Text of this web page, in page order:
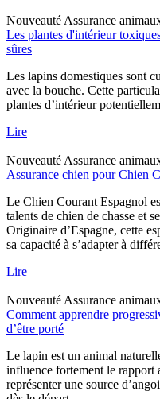
Nouveauté Assurance
Les plantes d'intérieur
sûres
Les lapins domestiques sont
avec la bouche. Cette
plantes d’intérieur
Lire
Nouveauté Assurance
Assurance chien pour Chien
Le Chien Courant Espagnol
talents de chien de chasse et
Originaire d’Espagne, cette
sa capacité à s’adapter à
Lire
Nouveauté Assurance
Comment apprendre
d’être porté
Le lapin est un animal
influence fortement le rapport
représenter une source